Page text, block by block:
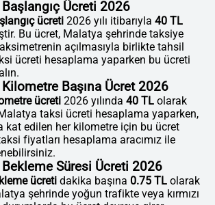
Ücreti 2026
ücreti 2026 yılı itibarıyla 40 TL
Bu ücret, Malatya şehrinde taksiye
açılmasıyla birlikte tahsil
ücreti hesaplama yaparken bu ücreti
Başına Ücret 2026
ücreti 2026 yılında 40 TL olarak
taksi ücreti hesaplama yaparken,
kat edilen her kilometre için bu ücret
fiyatları hesaplama aracımız ile
Süresi Ücreti 2026
ücreti dakika başına 0.75 TL olarak
şehrinde yoğun trafikte veya kırmızı